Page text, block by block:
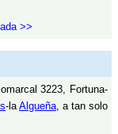
>>
3223, Fortuna-
-laAlgueña, a tan solo